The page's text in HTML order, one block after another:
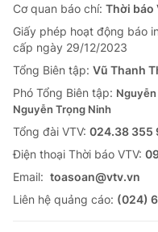
Cơ quan báo chí: Thời báo
Giấy phép hoạt động báo
cấp ngày 29/12/2023
Tổng Biên tập: Vũ Thanh
Phó Tổng Biên tập: Nguyễn
Nguyễn Trọng Ninh
Tổng đài VTV: 024.38 355
Ðiện thoại Thời báo VTV:
Email: toasoan@vtv.vn
Liên hệ quảng cáo: (024)